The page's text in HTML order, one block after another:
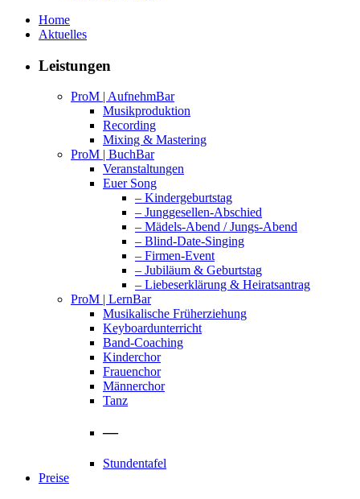
Home
Aktuelles
Leistungen
ProM | AufnehmBar
Musikproduktion
Recording
Mixing & Mastering
ProM | BuchBar
Veranstaltungen
Euer Song
– Kindergeburtstag
– Junggesellen-Abschied
– Mädels-Abend / Jungs-Abend
– Blind-Date-Singing
– Firmen-Event
– Jubiläum & Geburtstag
– Liebeserklärung & Heiratsantrag
ProM | LernBar
Musikalische Früherziehung
Keyboardunterricht
Band-Coaching
Kinderchor
Frauenchor
Männerchor
Tanz
—
Stundentafel
Preise